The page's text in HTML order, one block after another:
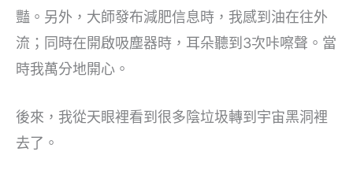
豔。另外，大師發布減肥信息時，我感到油在往外
流；同時在開啟吸塵器時，耳朵聽到3次咔嚓聲。當
時我萬分地開心。
後來，我從天眼裡看到很多陰垃圾轉到宇宙黑洞裡
去了。